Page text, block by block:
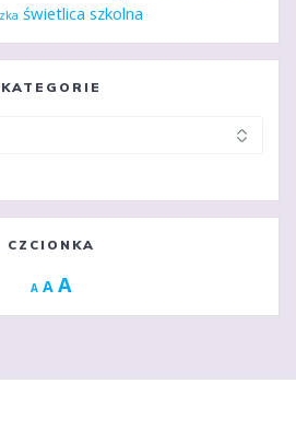
świetlica szkolna
KATEGORIE
CZCIONKA
A Decrease
A Reset
A